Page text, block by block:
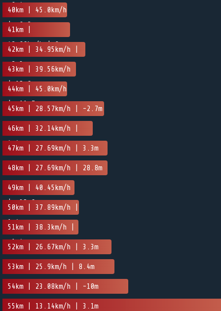
-0.4m
40km | 45.0km/h
| -0.2m
41km |
42.86km/h | 0m
42km | 34.95km/h |
-2.3m
43km | 39.56km/h
| 15.6m
44km | 45.0km/h
| -11.7m
45km | 28.57km/h | -2.7m
46km | 32.14km/h |
4.4m
47km | 27.69km/h | 3.3m
48km | 27.69km/h | 28.8m
49km | 40.45km/h
| -35.6m
50km | 37.89km/h |
1.4m
51km | 38.3km/h |
-1.4m
52km | 26.67km/h | 3.3m
53km | 25.9km/h | 8.4m
54km | 23.08km/h | -10m
55km | 13.14km/h | 3.1m